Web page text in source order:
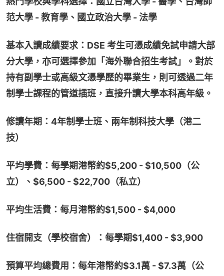
范大學 - 教育學、國立政治大學 - 法學
基本入讀成績要求：DSE 考生可憑成績免試申請大部
分大學，亦可選擇參加「海外聯合招生考試」。對於
持有副學士或高級文憑學歷的畢業生，則可透過二年
制學士課程的管道插班，直接升讀大學本科高年級。
修讀年期：4年制學士班、兩年制科技大學（港二
技）
平均學費：每學期港幣約$5,200 - $10,500（公
立）、$6,500 - $22,700（私立）
平均生活費：每月港幣約$1,500 - $4,000
住宿開支（學校宿舍）：每學期$1,400 - $3,900
預算平均總費用：每年港幣約$3.1萬 - $7.3萬（公